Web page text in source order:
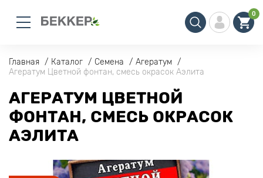
0
Главная Каталог Семена
Агератум
Агератум Цветной фонтан, смесь окрасок Аэлита
АГЕРАТУМ ЦВЕТНОЙ
ФОНТАН, СМЕСЬ ОКРАСОК
АЭЛИТА